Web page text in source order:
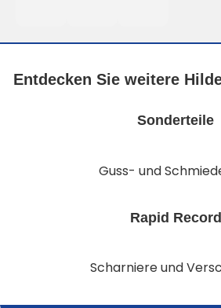
Entdecken Sie weitere
Sonderteile
Guss- und
Rapid Record
Scharniere und